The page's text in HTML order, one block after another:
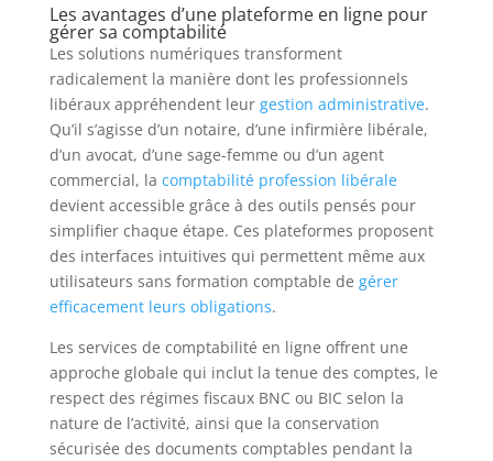
Les avantages d’une plateforme en ligne pour
gérer sa comptabilité
Les solutions numériques transforment
radicalement la manière dont les professionnels
libéraux appréhendent leur gestion administrative.
Qu’il s’agisse d’un notaire, d’une infirmière libérale,
d’un avocat, d’une sage-femme ou d’un agent
commercial, la comptabilité profession libérale
devient accessible grâce à des outils pensés pour
simplifier chaque étape. Ces plateformes proposent
des interfaces intuitives qui permettent même aux
utilisateurs sans formation comptable de gérer
efficacement leurs obligations.
Les services de comptabilité en ligne offrent une
approche globale qui inclut la tenue des comptes, le
respect des régimes fiscaux BNC ou BIC selon la
nature de l’activité, ainsi que la conservation
sécurisée des documents comptables pendant la